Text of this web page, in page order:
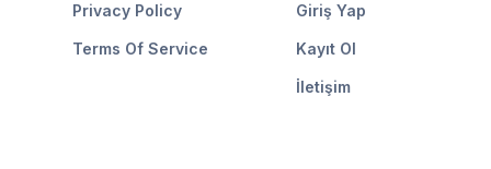
Privacy Policy
Terms Of Service
Giriş Yap
Kayıt Ol
İletişim